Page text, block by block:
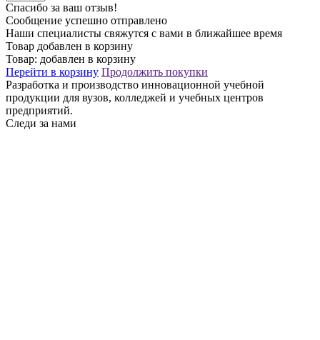
Спасибо за ваш отзыв!
Сообщение успешно отправлено
Наши специалисты свяжутся с вами в ближайшее время
Товар добавлен в корзину
Товар: добавлен в корзину
Перейти в корзину Продолжить покупки
Разработка и производство инновационной учебной
продукции для вузов, колледжей и учебных центров
предприятий.
Следи за нами